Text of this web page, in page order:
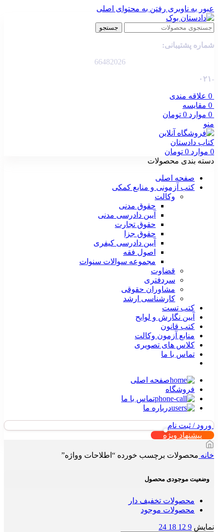
عبور به ناوبری رفتن به محتوای اصلی
جستجو
شماره پشتیبانی:
66482026
-۰۲۱
0 علاقه مندی
0 مقایسه
0 موارد 0 تومان
منو
0 موارد 0 تومان
دسته بندی محصولات
صفحه اصلی
کتب آزمونی و منابع کمکی
وکالت
حقوق مدنی
آیین دادرسی مدنی
حقوق تجارت
حقوق جزا
آیین دادرسی کیفری
اصول فقه
مجموعه سوالات سنوات
قضاوت
سردفتری
مشاوران حقوقی
کارشناسی ارشد
کتب تست
آیین نگارش و لوایح
کتب قانون
منابع آزمون وکالت
کلاس های تصویری
تماس با ما
صفحه اصلی
فروشگاه
تماس با ما
درباره ما
ورود / ثبت نام
پیشنهاد ویژه
خانه محصولات برچسب خورده “اطلاحات وواژه”
وضعیت موجودی محصول
محصولات تخفیف دار
محصولات موجود
نمایش 9
12
18
24